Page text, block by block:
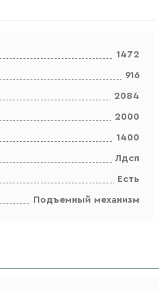
1472
916
2084
2000
1400
Лдсп
Есть
Подъемный механизм